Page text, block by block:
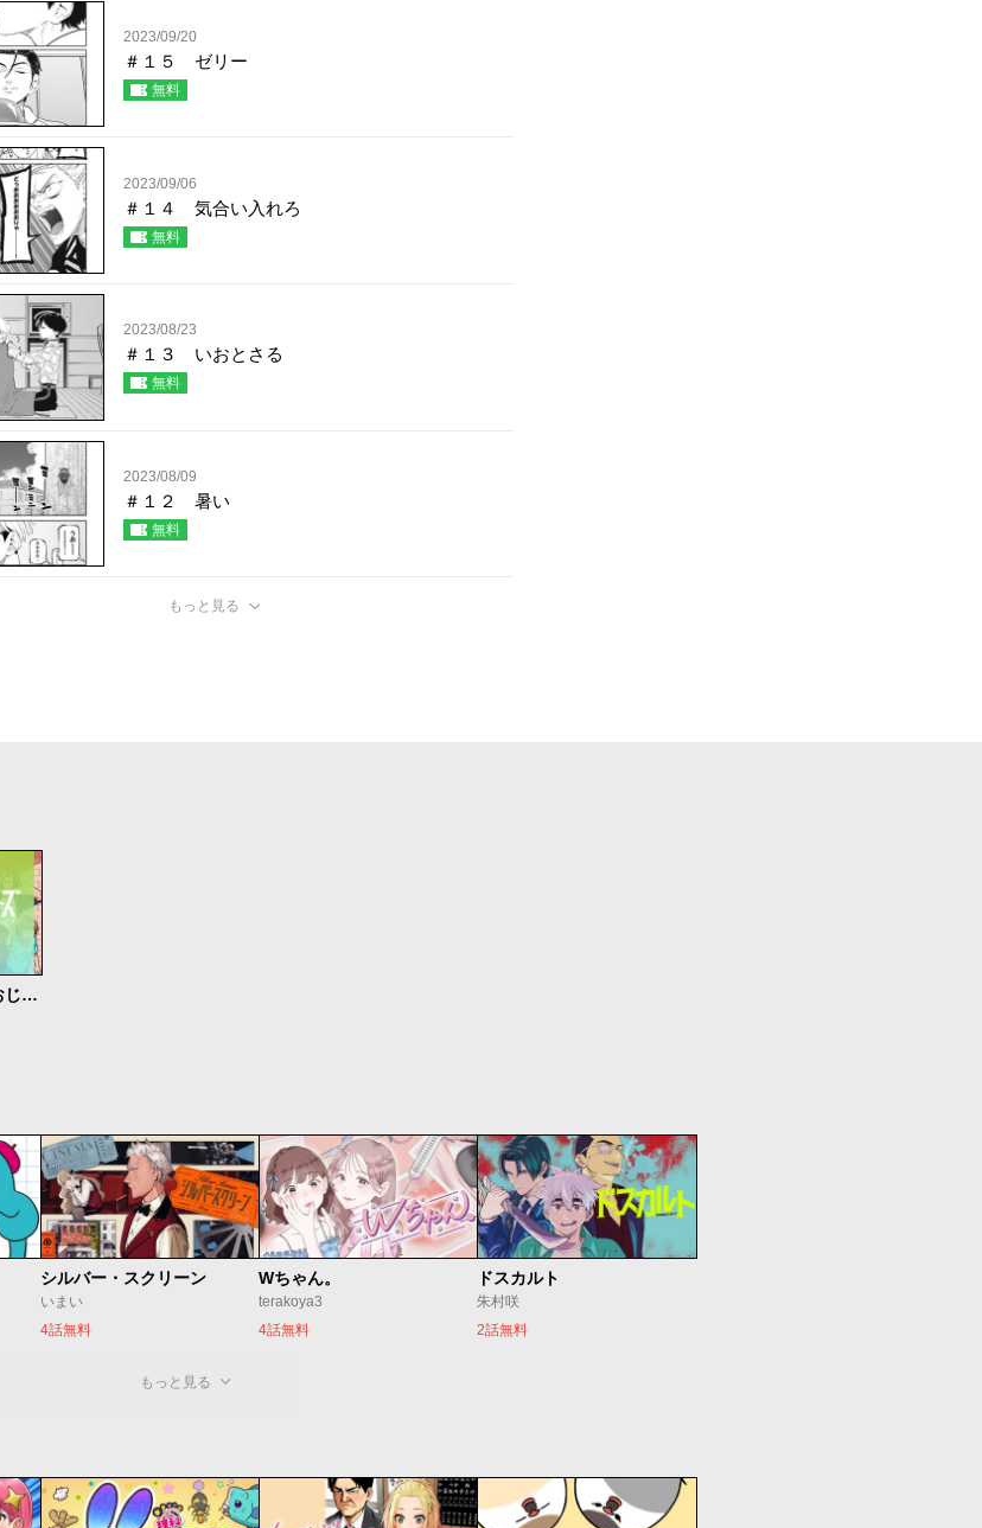
2023/09/20
＃１５ ゼリー
無料
2023/09/06
＃１４ 気合い入れろ
無料
2023/08/23
＃１３ いおとさる
無料
2023/08/09
＃１２ 暑い
無料
もっと見る
ミスターズ 私の町のおじさんたち
シルバー・スクリーン
いまい
4話無料
Wちゃん。
terakoya3
4話無料
ドスカルト
朱村咲
2話無料
もっと見る